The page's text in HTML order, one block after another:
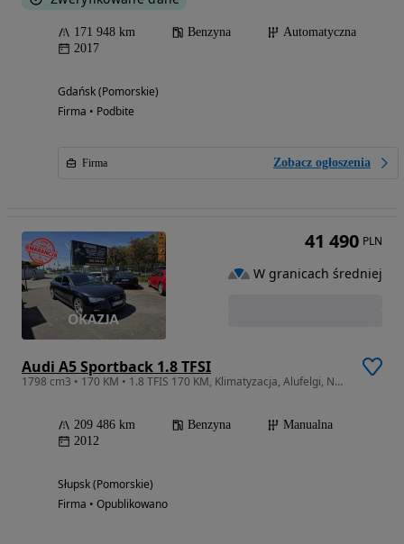
171 948 km Benzyna
Automatyczna
2017
Gdańsk (Pomorskie)
Firma • Podbite
Firma Zobacz ogłoszenia
Audi A5 Sportback 1.8 TFSI
1798 cm3 • 170 KM • 1.8 TFIS 170 KM, Klimatyzacja, Alufelgi, Nawigacja, Bluetooth, LED
209 486 km Benzyna
Manualna
2012
Słupsk (Pomorskie)
Firma • Opublikowano
41 490 PLN
W granicach średniej